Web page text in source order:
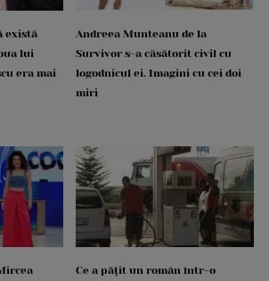
există
lui
era mai
Andreea Munteanu de la
Survivor s-a căsătorit civil cu
logodnicul ei. Imagini cu cei doi
miri
Ce a pățit un român într-o